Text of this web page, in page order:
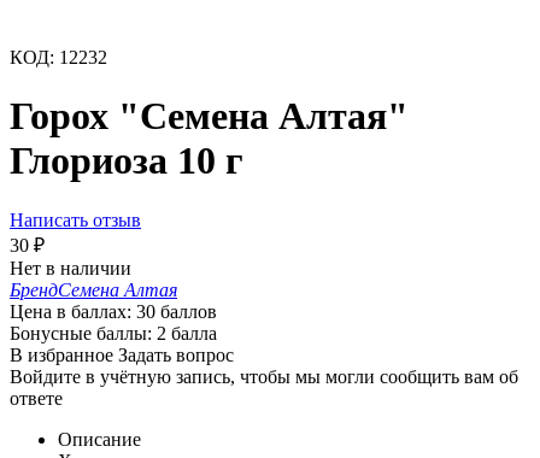
КОД: 12232
Горох "Семена Алтая"
Глориоза 10 г
Написать отзыв
30 ₽
Нет в наличии
БрендСемена Алтая
Цена в баллах: 30 баллов
Бонусные баллы: 2 балла
В избранное Задать вопрос
Войдите в учётную запись, чтобы мы могли сообщить вам об
ответе
Описание